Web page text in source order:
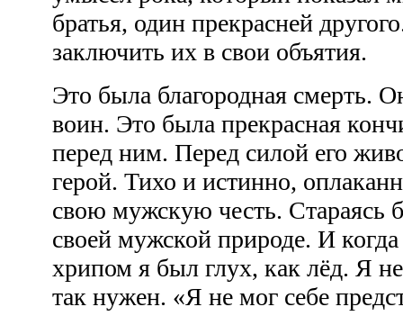
братья, один прекрасней
заключить их в свои объятия.
Это была благородная смерть.
воин. Это была прекрасная
перед ним. Перед силой его
герой. Тихо и истинно,
свою мужскую честь. Стараясь
своей мужской природе. И
хрипом я был глух, как лёд. Я
так нужен. «Я не мог себе